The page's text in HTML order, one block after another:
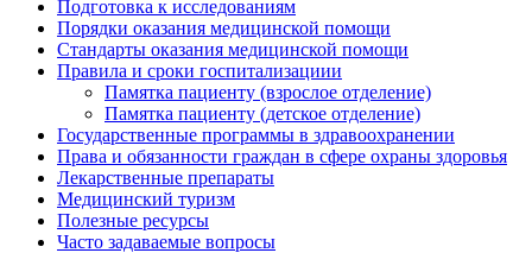
Подготовка к исследованиям
Порядки оказания медицинской помощи
Стандарты оказания медицинской помощи
Правила и сроки госпитализациии
Памятка пациенту (взрослое отделение)
Памятка пациенту (детское отделение)
Государственные программы в здравоохранении
Права и обязанности граждан в сфере охраны здоровья
Лекарственные препараты
Медицинский туризм
Полезные ресурсы
Часто задаваемые вопросы